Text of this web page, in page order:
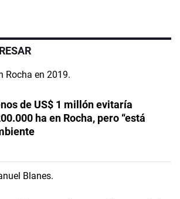
de US$ 1 millón evitaría
ha en Rocha, pero “está